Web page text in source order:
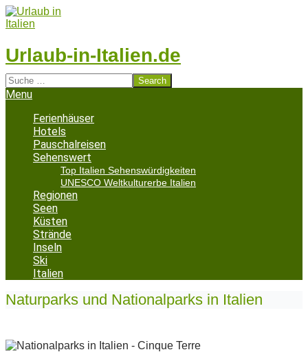
Skip
to
Urlaub-in-Italien.de
Search
Secondary
Menu
Ferienhäuser
Hotels
Pauschalreisen
Sehenswert
Top Italien Sehenswürdigkeiten
UNESCO Weltkulturerbe Italien
Regionen
Seen
Küsten
Strände
Inseln
Ski
Italien
Naturparks und Nationalparks in Italien